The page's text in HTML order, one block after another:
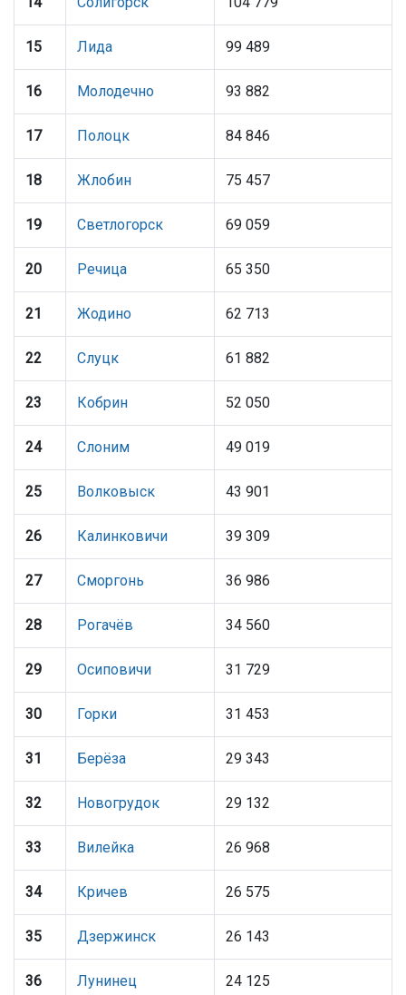
15 Лида 99 489
16 Молодечно 93 882
17 Полоцк 84 846
18 Жлобин 75 457
19 Светлогорск 69 059
20 Речица 65 350
21 Жодино 62 713
22 Слуцк 61 882
23 Кобрин 52 050
24 Слоним 49 019
25 Волковыск 43 901
26 Калинковичи 39 309
27 Сморгонь 36 986
28 Рогачёв 34 560
29 Осиповичи 31 729
30 Горки 31 453
31 Берёза 29 343
32 Новогрудок 29 132
33 Вилейка 26 968
34 Кричев 26 575
35 Дзержинск 26 143
36 Лунинец 24 125